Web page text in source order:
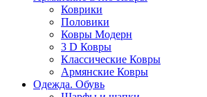
Коврики
Половики
Ковры Модерн
3 D Ковры
Классические Ковры
Армянские Ковры
Одежда. Обувь